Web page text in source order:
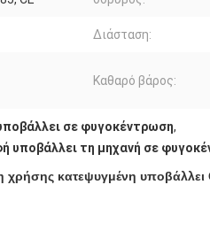
Διάσταση:
Καθαρό βάρος:
σε φυγοκέντρωση,
υποβάλλει τη μηχανή σε
κατεψυγμένη